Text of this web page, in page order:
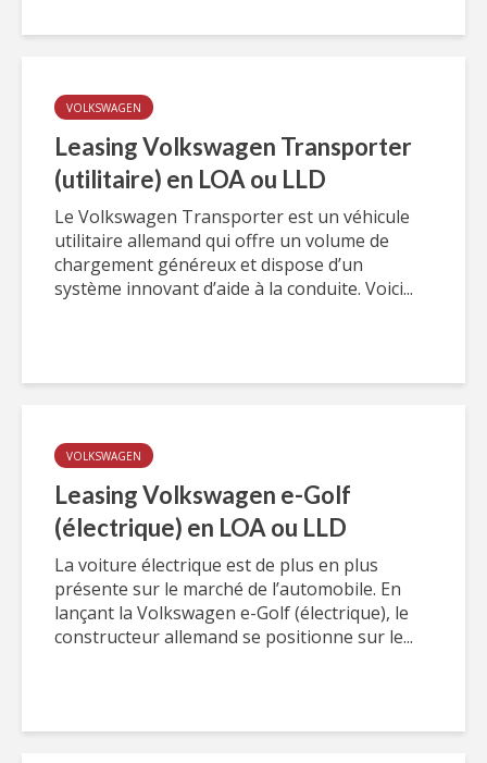
VOLKSWAGEN
Leasing Volkswagen Transporter
(utilitaire) en LOA ou LLD
Le Volkswagen Transporter est un véhicule
utilitaire allemand qui offre un volume de
chargement généreux et dispose d’un
système innovant d’aide à la conduite. Voici...
VOLKSWAGEN
Leasing Volkswagen e-Golf
(électrique) en LOA ou LLD
La voiture électrique est de plus en plus
présente sur le marché de l’automobile. En
lançant la Volkswagen e-Golf (électrique), le
constructeur allemand se positionne sur le...